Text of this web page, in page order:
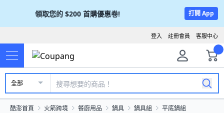
領取您的 $200 首購優惠卷! 打開 App
客服中心
註冊會員
登入
全部
酷澎首頁 火箭跨境 餐廚用品 鍋具 鍋具組 平底鍋組